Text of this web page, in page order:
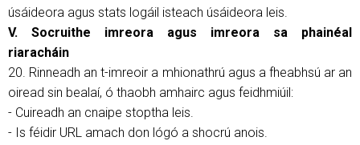
úsáideora agus stats logáil isteach úsáideora leis.
V. Socruithe imreora agus imreora sa phainéal
riaracháin
20. Rinneadh an t-imreoir a mhionathrú agus a fheabhsú ar an
oiread sin bealaí, ó thaobh amhairc agus feidhmiúil:
- Cuireadh an cnaipe stoptha leis.
- Is féidir URL amach don lógó a shocrú anois.